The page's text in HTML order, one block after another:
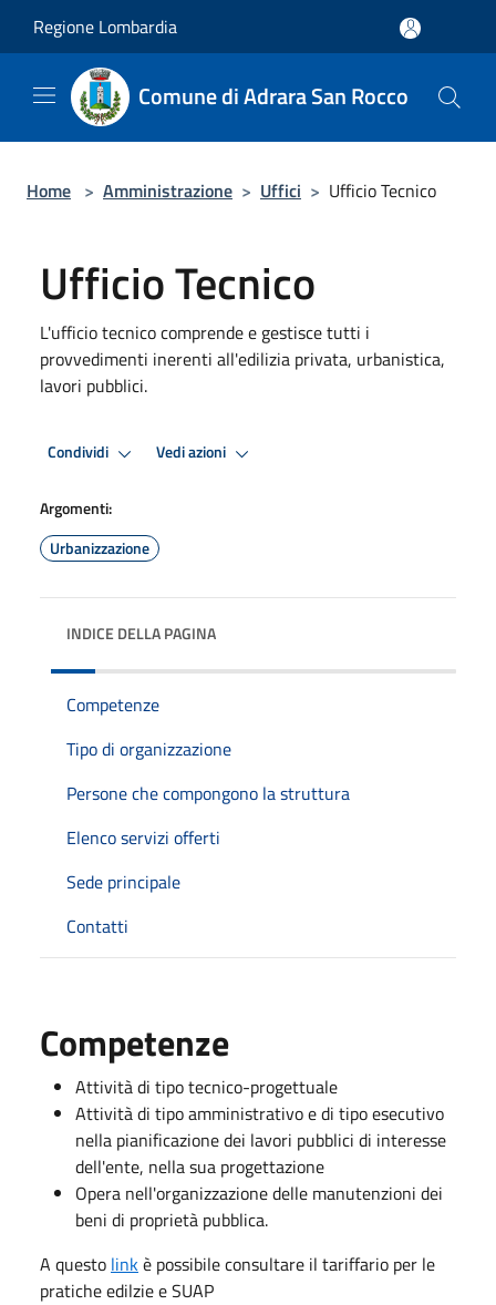
Regione Lombardia
Comune di Adrara San Rocco
Home > Amministrazione > Uffici > Ufficio Tecnico
Ufficio Tecnico
L'ufficio tecnico comprende e gestisce tutti i
provvedimenti inerenti all'edilizia privata, urbanistica,
lavori pubblici.
Condividi Vedi azioni
Argomenti:
Urbanizzazione
INDICE DELLA PAGINA
Competenze
Tipo di organizzazione
Persone che compongono la struttura
Elenco servizi offerti
Sede principale
Contatti
Competenze
Attività di tipo tecnico-progettuale
Attività di tipo amministrativo e di tipo esecutivo
nella pianificazione dei lavori pubblici di interesse
dell'ente, nella sua progettazione
Opera nell'organizzazione delle manutenzioni dei
beni di proprietà pubblica.
A questo linkè possibile consultare il tariffario per le
pratiche edilzie e SUAP